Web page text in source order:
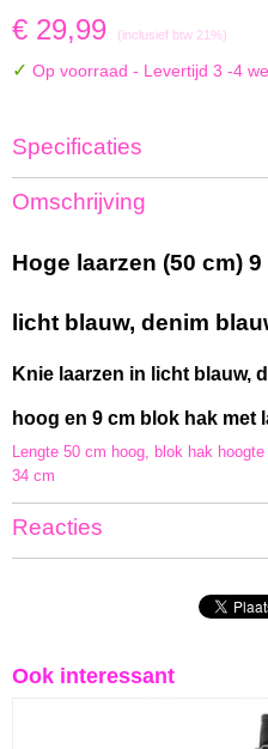
€ 29,99 (inclusief btw 21%)
✓ Op voorraad - Levertijd 3 -4
Specificaties
Productcode
1641-7294
1,50 Kg
Omschrijving
Hoge laarzen (50 cm)
licht blauw, denim
Knie laarzen in licht blauw,
hoog en 9 cm blok hak met
Lengte 50 cm hoog, blok hak
34 cm
Reacties
Ook interessant